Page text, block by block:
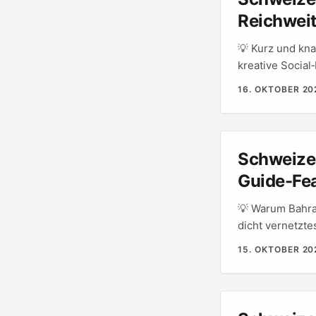
💡 Kurz und
kreative
richtig
“mehr
Europa) und
machen.
verifizieren
16. OKTOBER
Guide-
💡 Warum
dicht
schnell
ich dir eine
evaluierst,
15. OKTOBER